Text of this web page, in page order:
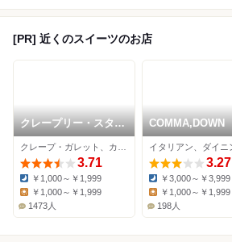
[PR] 近くのスイーツのお店
クレープリー・スタン
ド シャンデレール 梅
田店
3.71
Dinner:
￥1,000～￥1,999
￥1,000～￥1,999
1473人
COMMA,DOWN
3.27
Dinner:
￥3,000～￥3,999
￥1,000～￥1,999
198人